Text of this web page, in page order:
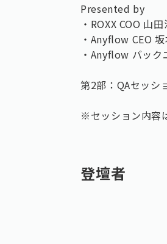
Presented by
・ROXX COO 山
・Anyflow CEO
・Anyflow バッ
第2部：QAセッシ
※セッション内容
登壇者